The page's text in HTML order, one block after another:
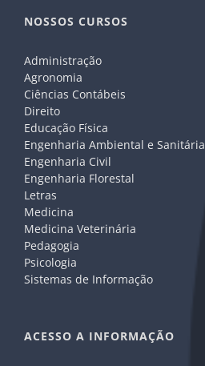
NOSSOS CURSOS
Administração
Agronomia
Ciências Contábeis
Direito
Educação Física
Engenharia Ambiental e Sanitária
Engenharia Civil
Engenharia Florestal
Letras
Medicina
Medicina Veterinária
Pedagogia
Psicologia
Sistemas de Informação
ACESSO A INFORMAÇÃO